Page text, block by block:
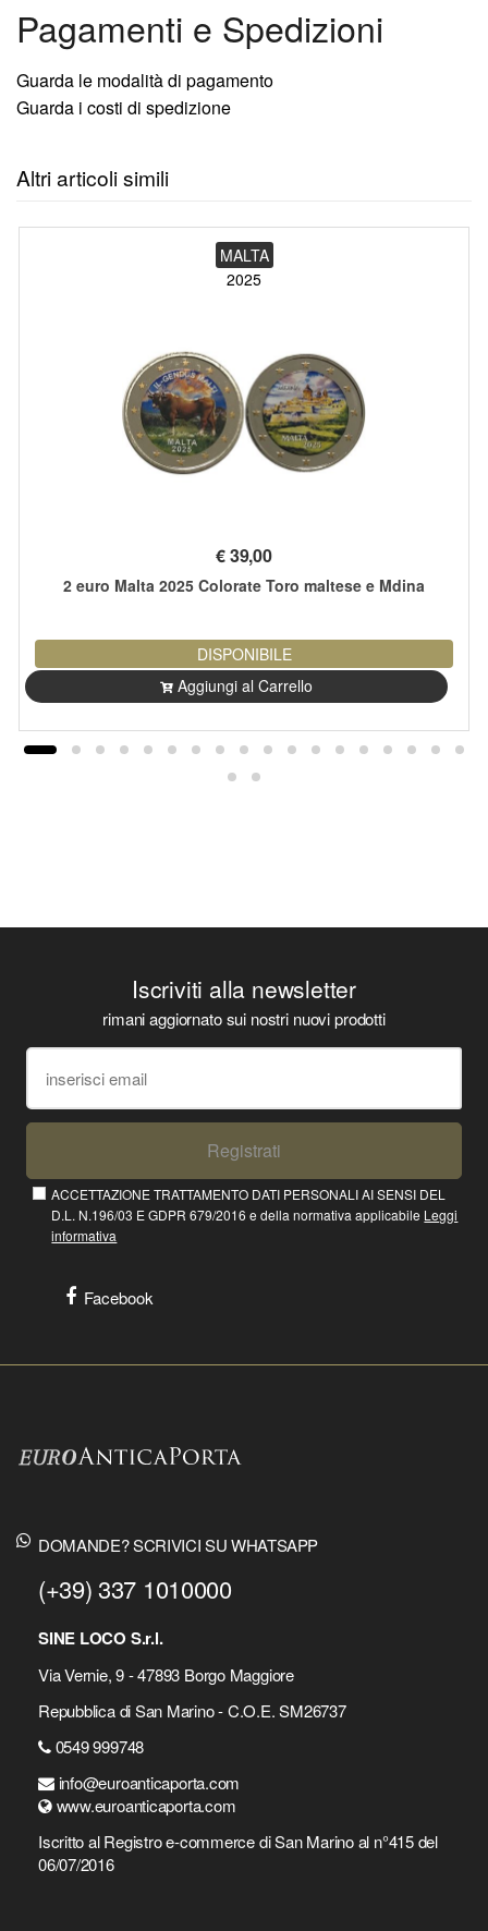
Pagamenti e Spedizioni
Guarda le modalità di pagamento
Guarda i costi di spedizione
Altri articoli simili
MALTA
2025
€39,00
2 euro Malta 2025 Colorate Toro maltese e Mdina
DISPONIBILE
Aggiungi al Carrello
Iscriviti alla newsletter
rimani aggiornato sui nostri nuovi prodotti
Registrati
ACCETTAZIONE TRATTAMENTO DATI PERSONALI AI SENSI DEL
D.L. N.196/03 E GDPR 679/2016 e della normativa applicabile Leggi
informativa
Facebook
DOMANDE? SCRIVICI SU WHATSAPP
(+39) 337 1010000
SINE LOCO S.r.l.
Via Vernie, 9 - 47893 Borgo Maggiore
Repubblica di San Marino - C.O.E. SM26737
0549 999748
info@euroanticaporta.com
www.euroanticaporta.com
Iscritto al Registro e-commerce di San Marino al n°415 del
06/07/2016